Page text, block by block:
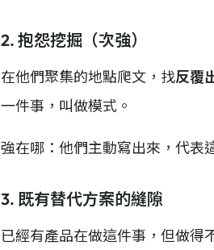
2. 抱怨挖掘（次強）
在他們聚集的地點爬文，找反覆
一件事，叫做模式。
強在哪：他們主動寫出來，代表
3. 既有替代方案的縫隙
已經有產品在做這件事，但做